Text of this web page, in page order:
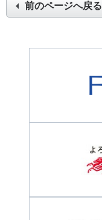
前のページへ戻る